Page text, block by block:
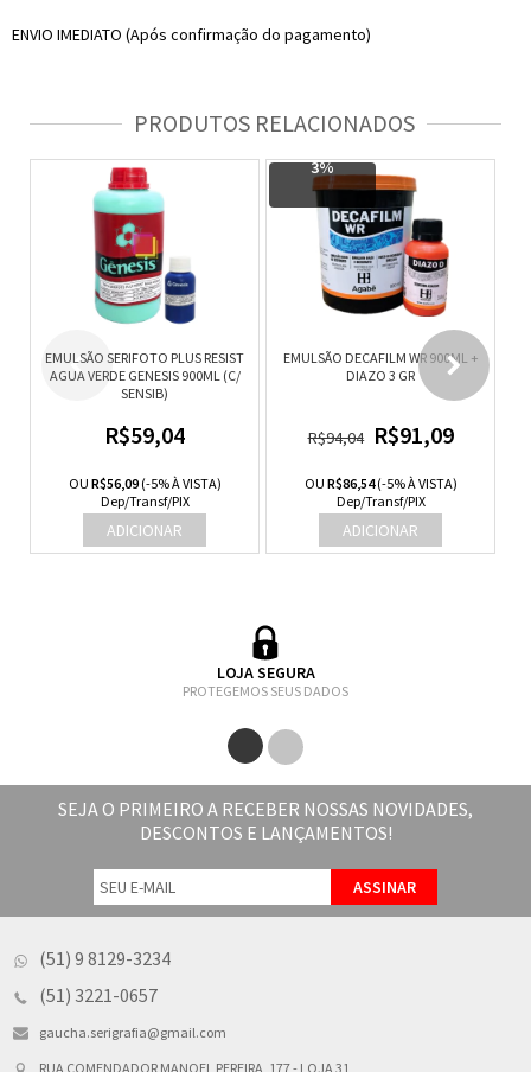
ENVIO IMEDIATO (Após confirmação do pagamento)
PRODUTOS RELACIONADOS
EMULSÃO SERIFOTO PLUS RESIST
AGUA VERDE GENESIS 900ML (C/
SENSIB)
R$59,04
OU R$56,09(-5% À VISTA)
Dep/Transf/PIX
3%
EMULSÃO DECAFILM WR 900ML +
DIAZO 3 GR
R$94,04 R$91,09
OU R$86,54(-5% À VISTA)
Dep/Transf/PIX
LOJA SEGURA
PROTEGEMOS SEUS DADOS
SEJA O PRIMEIRO A RECEBER NOSSAS NOVIDADES,
DESCONTOS E LANÇAMENTOS!
(51) 9 8129-3234
(51) 3221-0657
gaucha.serigrafia@gmail.com
RUA COMENDADOR MANOEL PEREIRA, 177 - LOJA 31